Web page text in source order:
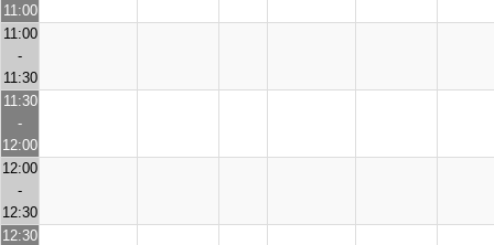
11:00
11:00
-
11:30
11:30
-
12:00
12:00
-
12:30
12:30